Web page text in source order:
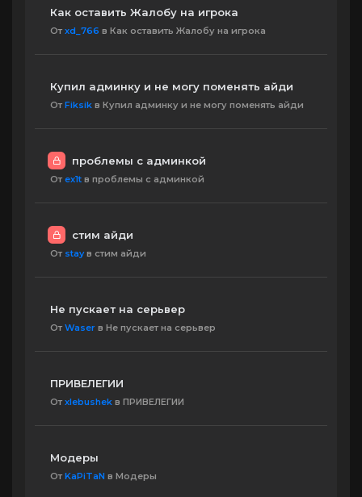
Как оставить Жалобу на игрока
От xd_766 в Как оставить Жалобу на игрока
Купил админку и не могу поменять айди
От Fiksik в Купил админку и не могу поменять айди
проблемы с админкой
От ex1t в проблемы с админкой
стим айди
От stayв стим айди
Не пускает на серьвер
От Waser в Не пускает на серьвер
ПРИВЕЛЕГИИ
От xlebushek в ПРИВЕЛЕГИИ
Модеры
От KaPiTaN в Модеры